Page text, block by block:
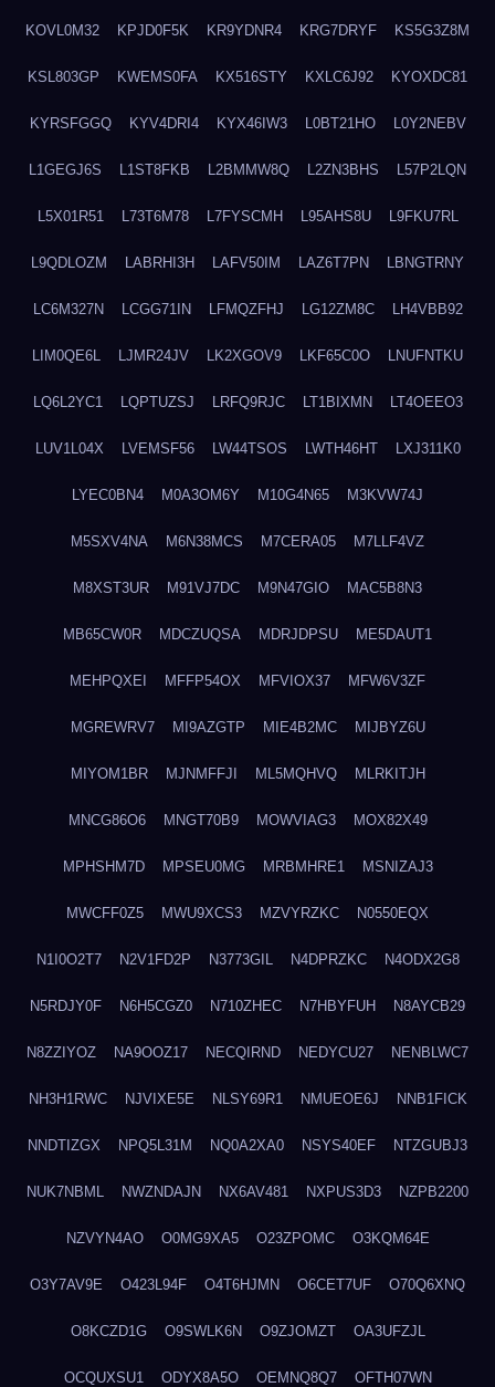
KOVL0M32 KPJD0F5K KR9YDNR4 KRG7DRYF KS5G3Z8M
KSL803GP KWEMS0FA KX516STY KXLC6J92 KYOXDC81
KYRSFGGQ KYV4DRI4 KYX46IW3 L0BT21HO L0Y2NEBV
L1GEGJ6S L1ST8FKB L2BMMW8Q L2ZN3BHS L57P2LQN
L5X01R51 L73T6M78 L7FYSCMH L95AHS8U L9FKU7RL
L9QDLOZM LABRHI3H LAFV50IM LAZ6T7PN LBNGTRNY
LC6M327N LCGG71IN LFMQZFHJ LG12ZM8C LH4VBB92
LIM0QE6L LJMR24JV LK2XGOV9 LKF65C0O LNUFNTKU
LQ6L2YC1 LQPTUZSJ LRFQ9RJC LT1BIXMN LT4OEEO3
LUV1L04X LVEMSF56 LW44TSOS LWTH46HT LXJ311K0
LYEC0BN4 M0A3OM6Y M10G4N65 M3KVW74J
M5SXV4NA M6N38MCS M7CERA05 M7LLF4VZ
M8XST3UR M91VJ7DC M9N47GIO MAC5B8N3
MB65CW0R MDCZUQSA MDRJDPSU ME5DAUT1
MEHPQXEI MFFP54OX MFVIOX37 MFW6V3ZF
MGREWRV7 MI9AZGTP MIE4B2MC MIJBYZ6U
MIYOM1BR MJNMFFJI ML5MQHVQ MLRKITJH
MNCG86O6 MNGT70B9 MOWVIAG3 MOX82X49
MPHSHM7D MPSEU0MG MRBMHRE1 MSNIZAJ3
MWCFF0Z5 MWU9XCS3 MZVYRZKC N0550EQX
N1I0O2T7 N2V1FD2P N3773GIL N4DPRZKC N4ODX2G8
N5RDJY0F N6H5CGZ0 N710ZHEC N7HBYFUH N8AYCB29
N8ZZIYOZ NA9OOZ17 NECQIRND NEDYCU27 NENBLWC7
NH3H1RWC NJVIXE5E NLSY69R1 NMUEOE6J NNB1FICK
NNDTIZGX NPQ5L31M NQ0A2XA0 NSYS40EF NTZGUBJ3
NUK7NBML NWZNDAJN NX6AV481 NXPUS3D3 NZPB2200
NZVYN4AO O0MG9XA5 O23ZPOMC O3KQM64E
O3Y7AV9E O423L94F O4T6HJMN O6CET7UF O70Q6XNQ
O8KCZD1G O9SWLK6N O9ZJOMZT OA3UFZJL
OCQUXSU1 ODYX8A5O OEMNQ8Q7 OFTH07WN